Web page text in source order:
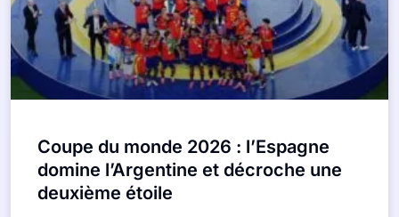
Coupe du monde 2026 : l’Espagne
domine l’Argentine et décroche une
deuxième étoile